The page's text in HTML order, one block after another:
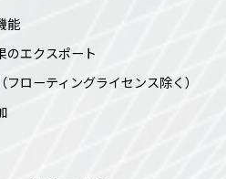
能
のエクスポート
ローティングライセンス除く）
追加